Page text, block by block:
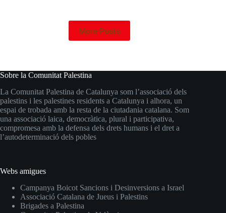
More Posts
Sobre la Comunitat Palestina
La Comunitat Palestina de Catalunya som l’associació dels
palestins i les palestines residents a Catalunya i alhora, un
espai de trobada amb la resta de la ciutadania catalana. Som
una associació laica, democràtica, plural i participativa,
compromesa amb la defensa dels drets humans i el dret a
l’autodeterminació dels pobles
Webs amigues
Campanya Boicot Sancions i Desinversions a Israel
Associació Catalana de Jueus i Palestins
Brigades a Palestina